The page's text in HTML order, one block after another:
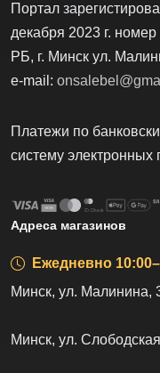
Портал
декабря 2023 г.
РБ, г. Минск ул.
e-mail:
Платежи по
систему электронных
Адреса магазинов
Ежедневно
Минск, ул. Малинина,
Минск, ул.